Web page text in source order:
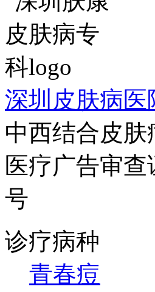
深圳皮肤病医
中西结合皮肤
医疗广告审
号
诊疗病种
青春痘